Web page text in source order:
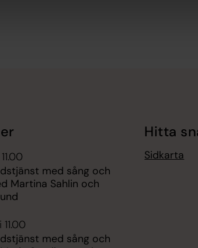
med sång och
Martina Sahlin och
med sång och
Hitta
Sidkarta